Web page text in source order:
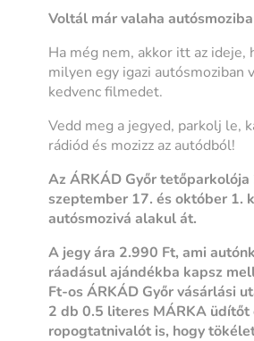
Voltál már valaha
Ha még nem, akkor itt az ideje,
milyen egy igazi autósmoziban
kedvenc filmedet.
Vedd meg a jegyed, parkolj le,
rádiód és mozizz az autódból!
Az ÁRKÁD Győr tetőparkolója
szeptember 17. és október 1.
autósmozivá alakul át.
A jegy ára 2.990 Ft, ami
ráadásul ajándékba kapsz
Ft-os ÁRKÁD Győr vásárlási
2 db 0.5 literes MÁRKA üdítőt
ropogtatnivalót is, hogy